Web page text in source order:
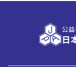
公
日